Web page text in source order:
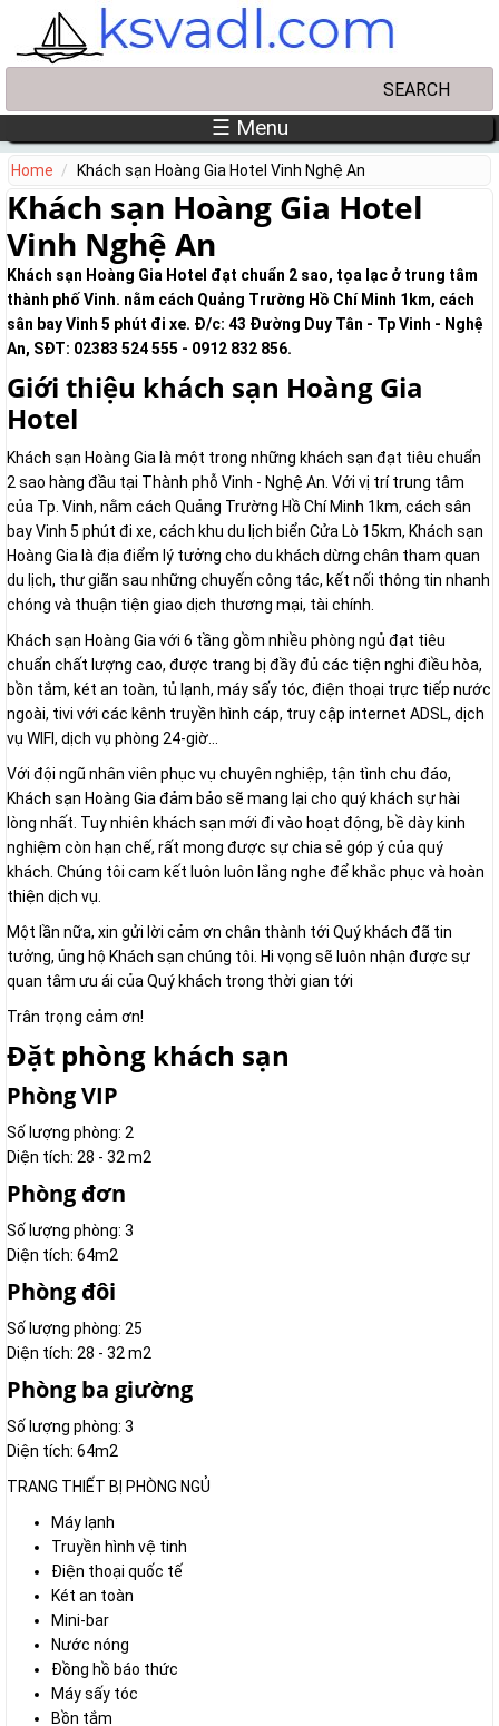
Skip to main content
☰ Menu
Home Khách sạn Hoàng Gia Hotel Vinh Nghệ An
Khách sạn Hoàng Gia Hotel
Vinh Nghệ An
Khách sạn Hoàng Gia Hotel đạt chuẩn 2 sao, tọa lạc ở trung tâm
thành phố Vinh. nằm cách Quảng Trường Hồ Chí Minh 1km, cách
sân bay Vinh 5 phút đi xe. Đ/c: 43 Đường Duy Tân - Tp Vinh - Nghệ
An, SĐT: 02383 524 555 - 0912 832 856.
Giới thiệu khách sạn Hoàng Gia
Hotel
Khách sạn Hoàng Gia là một trong những khách sạn đạt tiêu chuẩn
2 sao hàng đầu tại Thành phỗ Vinh - Nghệ An. Với vị trí trung tâm
của Tp. Vinh, nằm cách Quảng Trường Hồ Chí Minh 1km, cách sân
bay Vinh 5 phút đi xe, cách khu du lịch biển Cửa Lò 15km, Khách sạn
Hoàng Gia là địa điểm lý tưởng cho du khách dừng chân tham quan
du lịch, thư giãn sau những chuyến công tác, kết nối thông tin nhanh
chóng và thuận tiện giao dịch thương mại, tài chính.
Khách sạn Hoàng Gia với 6 tầng gồm nhiều phòng ngủ đạt tiêu
chuẩn chất lượng cao, được trang bị đầy đủ các tiện nghi điều hòa,
bồn tắm, két an toàn, tủ lạnh, máy sấy tóc, điện thoại trực tiếp nước
ngoài, tivi với các kênh truyền hình cáp, truy cập internet ADSL, dịch
vụ WIFI, dịch vụ phòng 24-giờ...
Với đội ngũ nhân viên phục vụ chuyên nghiệp, tận tình chu đáo,
Khách sạn Hoàng Gia đảm bảo sẽ mang lại cho quý khách sự hài
lòng nhất. Tuy nhiên khách sạn mới đi vào hoạt động, bề dày kinh
nghiệm còn hạn chế, rất mong được sự chia sẻ góp ý của quý
khách. Chúng tôi cam kết luôn luôn lắng nghe để khắc phục và hoàn
thiện dịch vụ.
Một lần nữa, xin gửi lời cảm ơn chân thành tới Quý khách đã tin
tưởng, ủng hộ Khách sạn chúng tôi. Hi vọng sẽ luôn nhận được sự
quan tâm ưu ái của Quý khách trong thời gian tới
Trân trọng cảm ơn!
Đặt phòng khách sạn
Phòng VIP
Số lượng phòng: 2
Diện tích: 28 - 32 m2
Phòng đơn
Số lượng phòng: 3
Diện tích: 64m2
Phòng đôi
Số lượng phòng: 25
Diện tích: 28 - 32 m2
Phòng ba giường
Số lượng phòng: 3
Diện tích: 64m2
TRANG THIẾT BỊ PHÒNG NGỦ
Máy lạnh
Truyền hình vệ tinh
Điện thoại quốc tế
Két an toàn
Mini-bar
Nước nóng
Đồng hồ báo thức
Máy sấy tóc
Bồn tắm